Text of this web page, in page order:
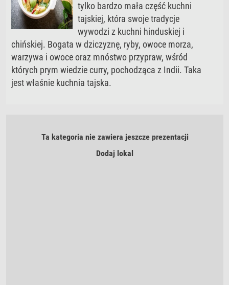
tylko bardzo mała część kuchni
tajskiej, która swoje tradycje
wywodzi z kuchni hinduskiej i
chińskiej. Bogata w dziczyznę, ryby, owoce morza,
warzywa i owoce oraz mnóstwo przypraw, wśród
których prym wiedzie curry, pochodząca z Indii. Taka
jest właśnie kuchnia tajska.
Ta kategoria nie zawiera jeszcze prezentacji
Dodaj lokal